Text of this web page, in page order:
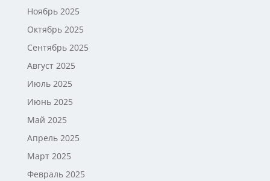
Ноябрь 2025
Октябрь 2025
Сентябрь 2025
Август 2025
Июль 2025
Июнь 2025
Май 2025
Апрель 2025
Март 2025
Февраль 2025